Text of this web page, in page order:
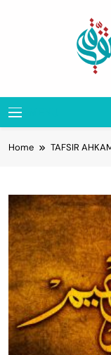
Home TAFSIR